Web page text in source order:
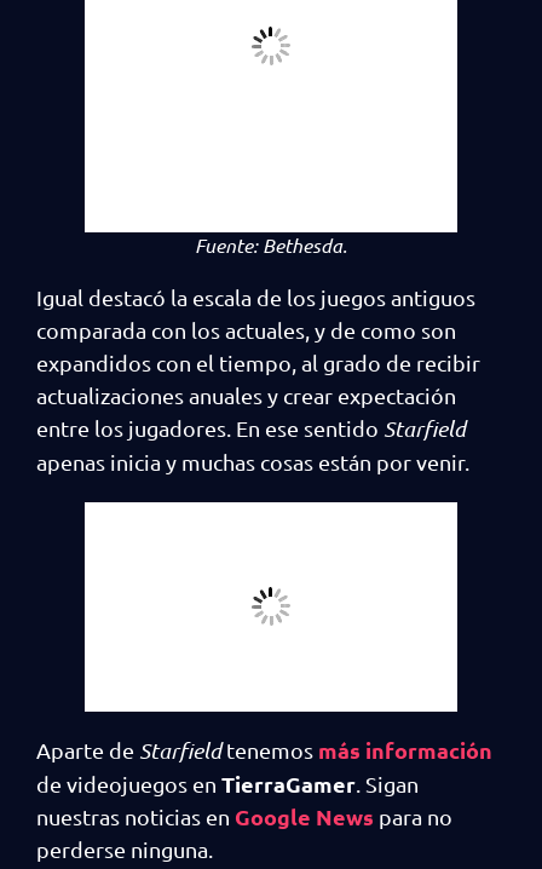
Fuente:Bethesda.
Igual destacó la escala de los juegos antiguos
comparada con los actuales, y de como son
expandidos con el tiempo, al grado de recibir
actualizaciones anuales y crear expectación
entre los jugadores. En ese sentido Starfield
apenas inicia y muchas cosas están por venir.
Aparte de Starfieldtenemos más información
de videojuegos en TierraGamer . Sigan
nuestras noticias en Google News para no
perderse ninguna.